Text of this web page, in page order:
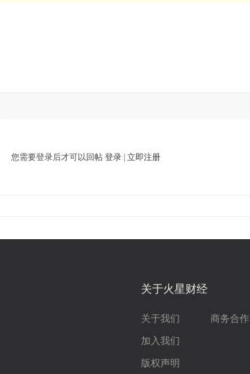
您需要登录后才可以回帖 登录| 立即注册
关于火星财经
关于我们
加入我们
版权声明
商务合作